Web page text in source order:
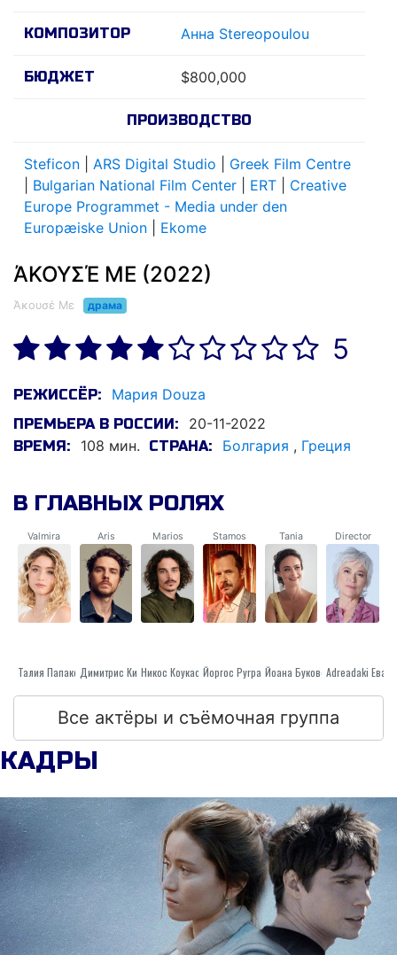
КОМПОЗИТОР Анна Stereopoulou
БЮДЖЕТ $800,000
ПРОИЗВОДСТВО
Steficon ARS Digital Studio
Greek Film Centre
Bulgarian National Film Center ERT
Creative
Europe Programmet - Media under den
Europæiske Union
Ekome
ΆΚΟΥΣΈ ΜΕ (2022)
Άκουσέ Με драма
5
РЕЖИССЁР: Мария Douza
ПРЕМЬЕРА В РОССИИ: 20-11-2022
ВРЕМЯ: 108 мин. СТРАНА: Болгария , Греция
В ГЛАВНЫХ РОЛЯХ
Valmira
Талия Папакоста
Aris
Димитрис Кицос
Marios
Никос Коукас
Stamos
Йоргос Pyrpassopoulos
Tania
Йоана Буковска-Давидова
Director
Все актёры и съёмочная группа
КАДРЫ